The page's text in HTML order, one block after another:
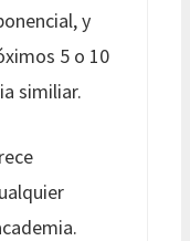
y
5 o 10
similiar.